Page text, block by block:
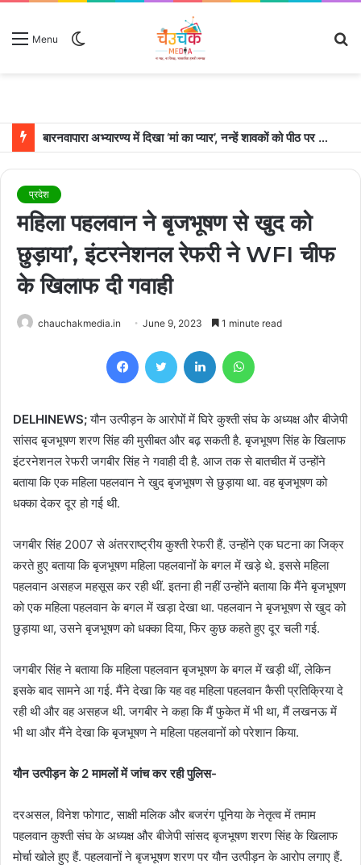
Menu
बारनवापारा अभ्यारण्य में दिखा ‘मां का प्यार’, नन्हें शावकों को पीठ पर बैठाकर घूमती दिखी मादा भालू
प्रदेश
महिला पहलवान ने बृजभूषण से खुद को
छुड़ाया’, इंटरनेशनल रेफरी ने WFI चीफ
के खिलाफ दी गवाही
chauchakmedia.in June 9, 2023 1 minute read
FacebookTwitter LinkedIn
DELHINEWS;यौन उत्पीड़न के आरोपों में घिरे कुश्ती संघ के अध्यक्ष और बीजेपी
सांसद बृजभूषण शरण सिंह की मुसीबत और बढ़ सकती है. बृजभूषण सिंह के खिलाफ
इंटरनेशनल रेफरी जगबीर सिंह ने गवाही दी है. आज तक से बातचीत में उन्होंने
बताया कि एक महिला पहलवान ने खुद बृजभूषण से छुड़ाया था. वह बृजभूषण को
धक्का देकर दूर हो गई थी.
जगबीर सिंह 2007 से अंतरराष्ट्रीय कुश्ती रेफरी हैं. उन्होंने एक घटना का जिक्र
करते हुए बताया कि बृजभूषण महिला पहलवानों के बगल में खड़े थे. इससे महिला
पहलवान असहज महसूस कर रही थीं. इतना ही नहीं उन्होंने बताया कि मैंने बृजभूषण
को एक महिला पहलवान के बगल में खड़ा देखा था. पहलवान ने बृजभूषण से खुद को
छुड़ाया था, उसने बृजभूषण को धक्का दिया, फिर कुछ कहते हुए दूर चली गई.
जगबीर सिंह ने बताया कि महिला पहलवान बृजभूषण के बगल में खड़ी थीं, लेकिन
इसके बाद सामने आ गई. मैंने देखा कि यह वह महिला पहलवान कैसी प्रतिक्रिया दे
रही थी और वह असहज थी. जगबीर ने कहा कि मैं फुकेत में भी था, मैं लखनऊ में
भी था और मैंने देखा कि बृजभूषण ने महिला पहलवानों को परेशान किया.
यौन उत्पीड़न के 2 मामलों में जांच कर रही पुलिस-
दरअसल, विनेश फोगाट, साक्षी मलिक और बजरंग पूनिया के नेतृत्व में तमाम
पहलवान कुश्ती संघ के अध्यक्ष और बीजेपी सांसद बृजभूषण शरण सिंह के खिलाफ
मोर्चा खोले हुए हैं. पहलवानों ने बृजभूषण शरण पर यौन उत्पीड़न के आरोप लगाए हैं.